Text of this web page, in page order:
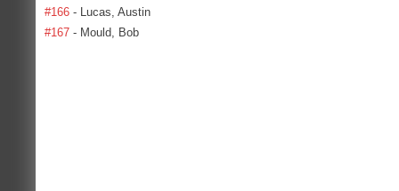
#166 - Lucas, Austin
#167 - Mould, Bob